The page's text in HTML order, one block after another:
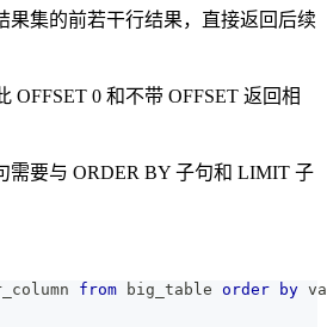
果集的前若干行结果，直接返回后续
OFFSET 0 和不带 OFFSET 返回相
需要与 ORDER BY 子句和 LIMIT 子
from big_table order by